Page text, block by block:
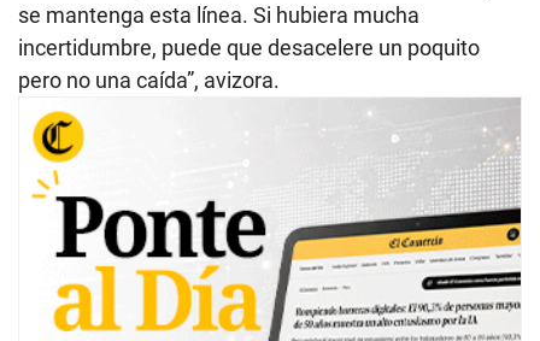
se mantenga esta línea. Si hubiera mucha
incertidumbre, puede que desacelere un poquito
pero no una caída”, avizora.